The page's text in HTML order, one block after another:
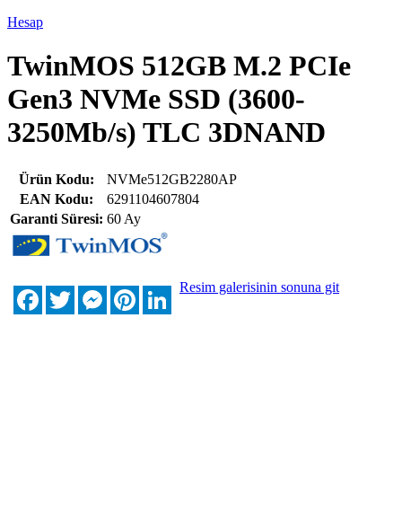
Hesap
TwinMOS 512GB M.2 PCIe
Gen3 NVMe SSD (3600-
3250Mb/s) TLC 3DNAND
Ürün Kodu:
NVMe512GB2280AP
EAN Kodu:
6291104607804
Garanti Süresi: 60 Ay
FacebookTwitterMessengerPinterestLinkedIn
Resim galerisinin sonuna git